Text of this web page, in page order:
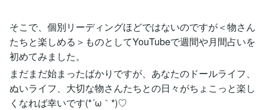
そこで、個別リーディングほどではないのですが＜物さん
たちと楽しめる＞ものとしてYouTubeで週間や月間占いを
初めてみました。
まだまだ始まったばかりですが、あなたのドールライフ、
ぬいライフ、大切な物さんたちとの日々がちょこっと楽し
くなれば幸いです(*´ω｀*)♡